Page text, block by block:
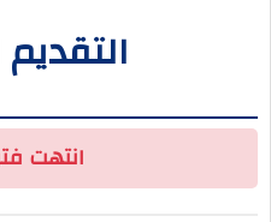
انتهت